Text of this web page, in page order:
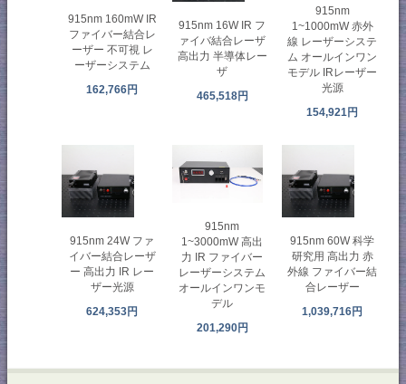
915nm 160mW IR
ファイバー結合レ
ーザー 不可視 レ
ーザーシステム
162,766円
915nm 16W IR フ
ァイバ結合レーザ
高出力 半導体レー
ザ
465,518円
915nm
1~1000mW 赤外
線 レーザーシステ
ム オールインワン
モデル IRレーザー
光源
154,921円
915nm 24W ファ
イバー結合レーザ
ー 高出力 IR レー
ザー光源
624,353円
915nm
1~3000mW 高出
力 IR ファイバー
レーザーシステム
オールインワンモ
デル
201,290円
915nm 60W 科学
研究用 高出力 赤
外線 ファイバー結
合レーザー
1,039,716円